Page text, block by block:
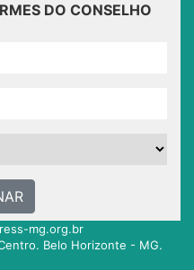
DO CONSELHO
mg.org.br
Belo Horizonte - MG.